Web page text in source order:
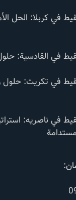
في كربلا: الحل
في القادسية:
في تكريت: حلول
في ناصریه: